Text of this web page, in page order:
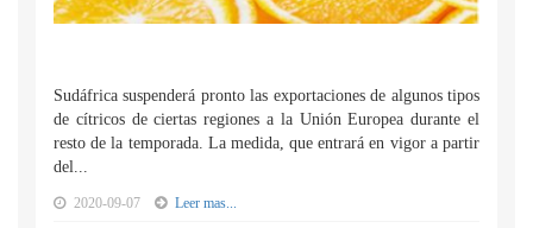
Sudáfrica suspenderá pronto las exportaciones de algunos tipos
de cítricos de ciertas regiones a la Unión Europea durante el
resto de la temporada. La medida, que entrará en vigor a partir
del...
2020-09-07 Leer mas...